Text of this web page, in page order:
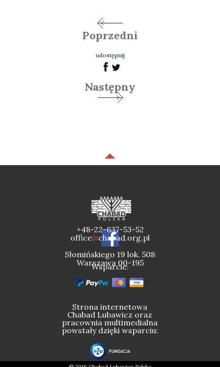
Poprzedni
udostępnij
Następny
Wsparcie:
Strona internetowa
Chabad Lubawicz oraz
pracownia multimedialna
powstały dzięki wsparciu:
+48-22-637-53-52
office@chabad.org.pl
Słomińskiego 19 lok. 508
Warszawa 00-195